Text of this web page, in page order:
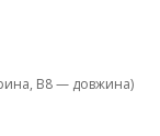
B8 — довжина)